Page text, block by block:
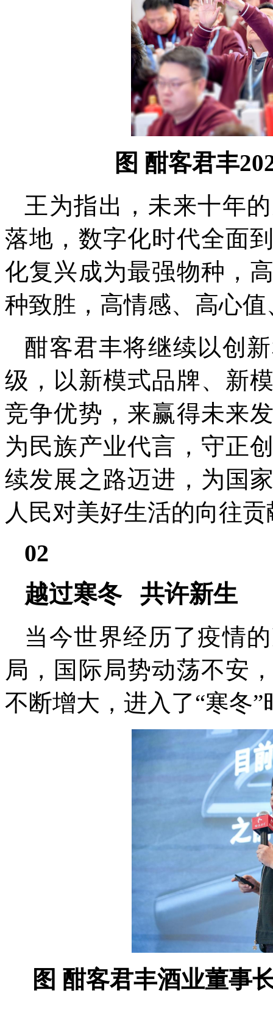
图 酣客君丰
王为指出，未来十年
落地，数字化时代全面
化复兴成为最强物种，
种致胜，高情感、高心
酣客君丰将继续以创
级，以新模式品牌、新
竞争优势，来赢得未来
为民族产业代言，守正
续发展之路迈进，为国
人民对美好生活的向往
02
越过寒冬 共许新生
当今世界经历了疫情
局，国际局势动荡不安
不断增大，进入了“寒冬”
图 酣客君丰酒业董事